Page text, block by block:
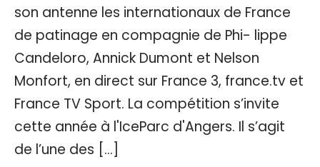
son antenne les internationaux de France
de patinage en compagnie de Phi- lippe
Candeloro, Annick Dumont et Nelson
Monfort, en direct sur France 3, france.tv et
France TV Sport. La compétition s’invite
cette année à l'IceParc d'Angers. Il s’agit
de l’une des […]